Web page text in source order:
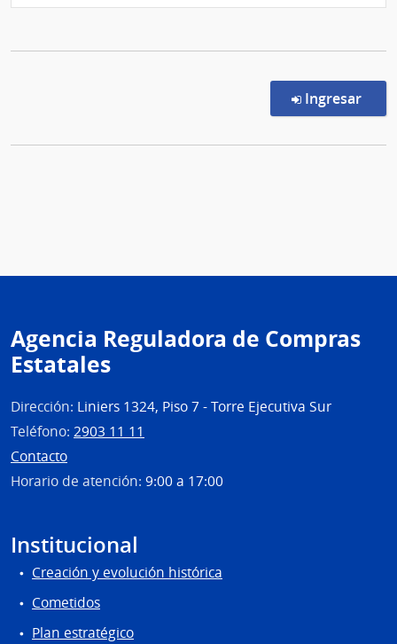
Ingresar
Agencia Reguladora de Compras
Estatales
Dirección: Liniers 1324, Piso 7 - Torre Ejecutiva Sur
Teléfono: 2903 11 11
Contacto
Horario de atención: 9:00 a 17:00
Institucional
Creación y evolución histórica
Cometidos
Plan estratégico